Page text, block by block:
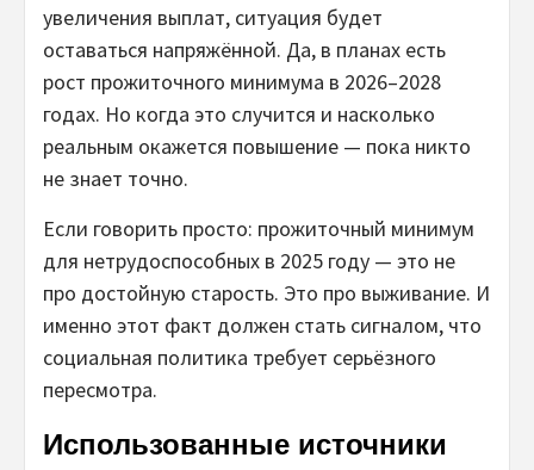
увеличения выплат, ситуация будет
оставаться напряжённой. Да, в планах есть
рост прожиточного минимума в 2026–2028
годах. Но когда это случится и насколько
реальным окажется повышение — пока никто
не знает точно.
Если говорить просто: прожиточный минимум
для нетрудоспособных в 2025 году — это не
про достойную старость. Это про выживание. И
именно этот факт должен стать сигналом, что
социальная политика требует серьёзного
пересмотра.
Использованные источники